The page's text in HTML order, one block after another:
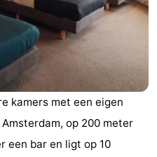
kamers met een eigen
op 200 meter
een bar en ligt op 10